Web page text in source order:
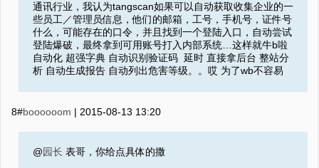
通讯行业，我认为tangscan如果可以自动获取收集企业的一
些员工／管理员信息，他们的邮箱，工号，手机号，证件号
什么，可能存在的口令，并且找到一个登陆入口，自动尝试
登陆爆破，最终拿到可用账号打入内部系统…这样就牛b啦
自动化 超强字典 自动识别验证码 延时 直接拿后台 整站分
析 自动生成报告 自动列出危害等级。。哎 为了wb不容易
8#boooooom | 2015-08-13 13:20
@园长 表哥，你给点具体的撒